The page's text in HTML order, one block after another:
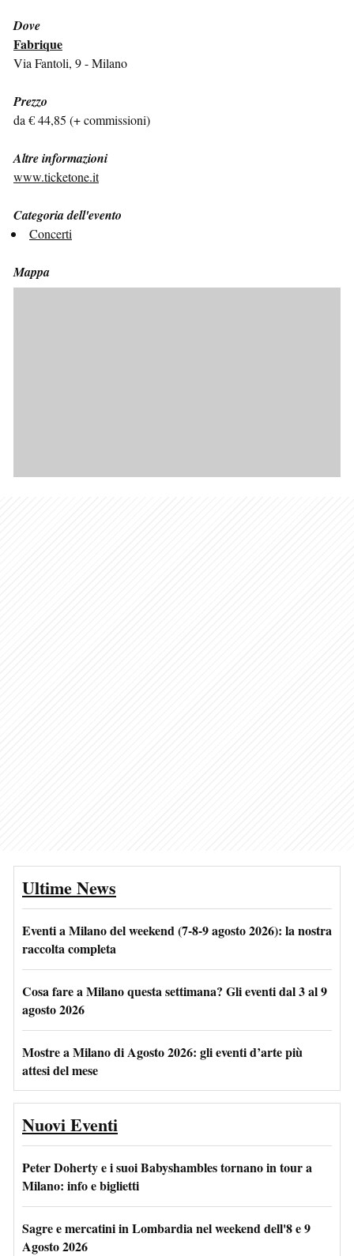
Dove
Fabrique
Via Fantoli, 9 - Milano
Prezzo
da € 44,85 (+ commissioni)
Altre informazioni
www.ticketone.it
Categoria dell'evento
Concerti
Mappa
Ultime News
Eventi a Milano del weekend (7-8-9 agosto 2026): la nostra
raccolta completa
Cosa fare a Milano questa settimana? Gli eventi dal 3 al 9
agosto 2026
Mostre a Milano di Agosto 2026: gli eventi d’arte più
attesi del mese
Nuovi Eventi
Peter Doherty e i suoi Babyshambles tornano in tour a
Milano: info e biglietti
Sagre e mercatini in Lombardia nel weekend dell'8 e 9
Agosto 2026